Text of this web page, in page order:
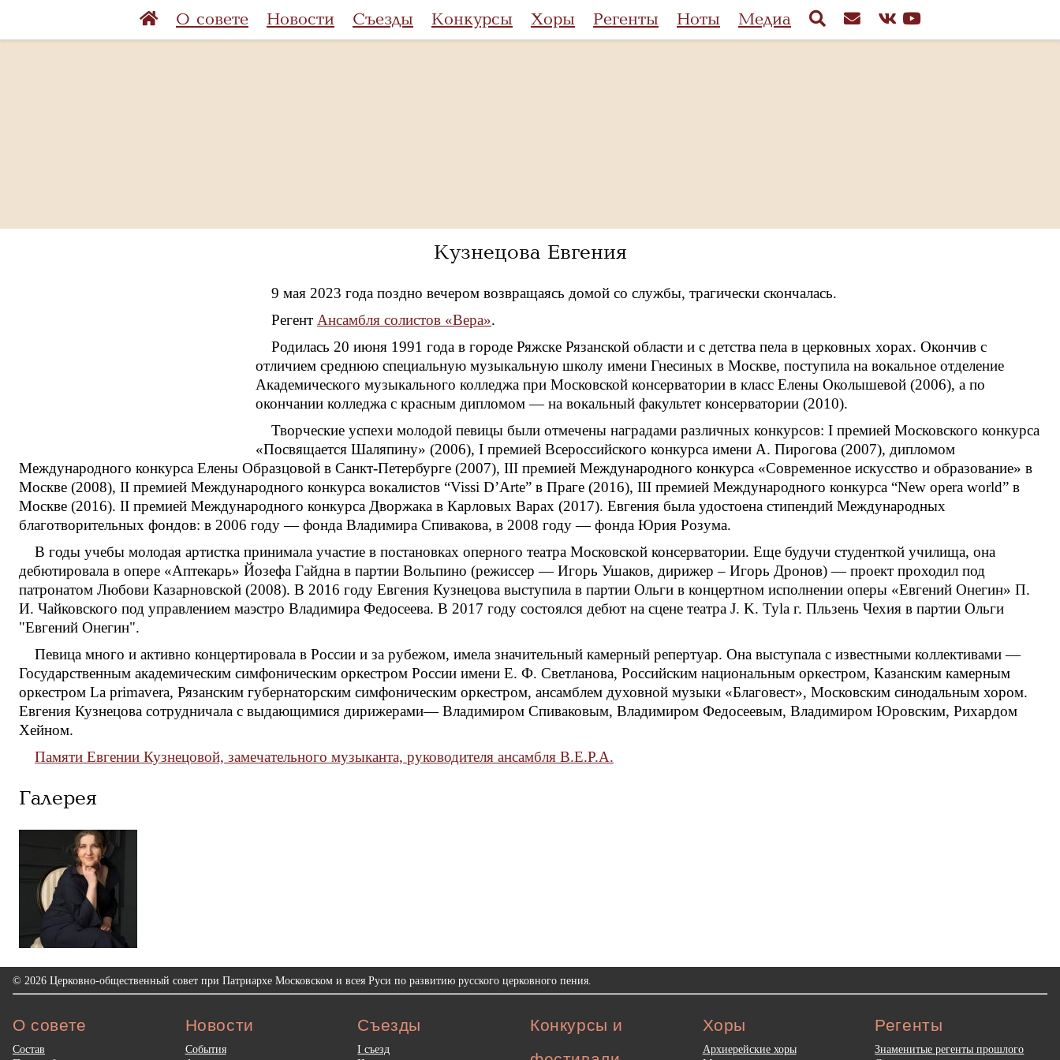
О совете Новости Съезды Конкурсы Хоры Регенты Ноты Медиа
Кузнецова Евгения
9 мая 2023 года поздно вечером возвращаясь домой со службы, трагически скончалась.
Регент Ансамбля солистов «Вера».
Родилась 20 июня 1991 года в городе Ряжске Рязанской области и с детства пела в церковных хорах. Окончив с
отличием среднюю специальную музыкальную школу имени Гнесиных в Москве, поступила на вокальное отделение
Академического музыкального колледжа при Московской консерватории в класс Елены Околышевой (2006), а по
окончании колледжа с красным дипломом — на вокальный факультет консерватории (2010).
Творческие успехи молодой певицы были отмечены наградами различных конкурсов: I премией Московского конкурса
«Посвящается Шаляпину» (2006), I премией Всероссийского конкурса имени А. Пирогова (2007), дипломом
Международного конкурса Елены Образцовой в Санкт-Петербурге (2007), III премией Международного конкурса «Современное искусство и образование» в
Москве (2008), II премией Международного конкурса вокалистов “Vissi D’Arte” в Праге (2016), III премией Международного конкурса “New opera world” в
Москве (2016). II премией Международного конкурса Дворжака в Карловых Варах (2017). Евгения была удостоена стипендий Международных
благотворительных фондов: в 2006 году — фонда Владимира Спивакова, в 2008 году — фонда Юрия Розума.
В годы учебы молодая артистка принимала участие в постановках оперного театра Московской консерватории. Еще будучи студенткой училища, она
дебютировала в опере «Аптекарь» Йозефа Гайдна в партии Вольпино (режиссер — Игорь Ушаков, дирижер – Игорь Дронов) — проект проходил под
патронатом Любови Казарновской (2008). В 2016 году Евгения Кузнецова выступила в партии Ольги в концертном исполнении оперы «Евгений Онегин» П.
И. Чайковского под управлением маэстро Владимира Федосеева. В 2017 году состоялся дебют на сцене театра J. K. Tyla г. Пльзень Чехия в партии Ольги
"Евгений Онегин".
Певица много и активно концертировала в России и за рубежом, имела значительный камерный репертуар. Она выступала с известными коллективами —
Государственным академическим симфоническим оркестром России имени Е. Ф. Светланова, Российским национальным оркестром, Казанским камерным
оркестром La primavera, Рязанским губернаторским симфоническим оркестром, ансамблем духовной музыки «Благовест», Московским синодальным хором.
Евгения Кузнецова сотрудничала с выдающимися дирижерами— Владимиром Спиваковым, Владимиром Федосеевым, Владимиром Юровским, Рихардом
Хейном.
Памяти Евгении Кузнецовой, замечательного музыканта, руководителя ансамбля В.Е.Р.А.
Галерея
© 2026 Церковно-общественный совет при Патриархе Московском и всея Руси по развитию русского церковного пения.
О совете
Состав
Новости
События
Съезды
I съезд
Конкурсы и
Хоры
Архиерейские хоры
Регенты
Знаменитые регенты прошлого